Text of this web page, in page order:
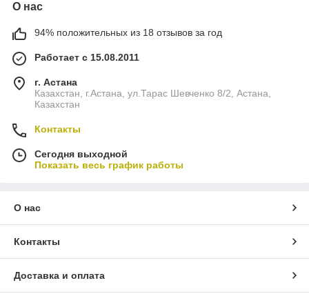
О нас
94% положительных из 18 отзывов за год
Работает с 15.08.2011
г. Астана
Казахстан, г.Астана, ул.Тарас Шевченко 8/2, Астана,
Казахстан
Контакты
Сегодня выходной
Показать весь график работы
О нас
Контакты
Доставка и оплата